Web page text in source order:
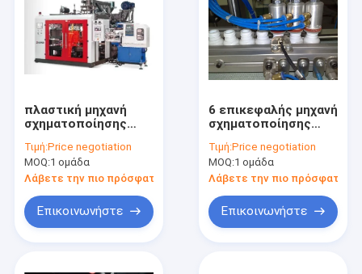
πλαστική μηχανή
σχηματοποίησης
μπουκαλιών
γιαουρτιού 100ml
200ml με το
αυτόματο σύστημα
Defleshing
Τιμή:Price negotiation
MOQ:1 ομάδα
Λάβετε την πιο πρόσφατη τιμή
Επικοινωνήστε
6 επικεφαλής μηχανή
σχηματοποίησης
μπουκαλιών σχεδίου
κύβων, συσκευή
mp55d-6
σχηματοποίησης
χτυπήματος
Τιμή:Price negotiation
MOQ:1 ομάδα
Λάβετε την πιο πρόσφατη
Επικοινωνήστε